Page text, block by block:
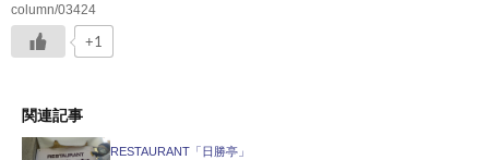
column/03424
+1
関連記事
RESTAURANT「日勝亭」